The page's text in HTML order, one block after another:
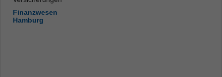
Finanzwesen
Hamburg